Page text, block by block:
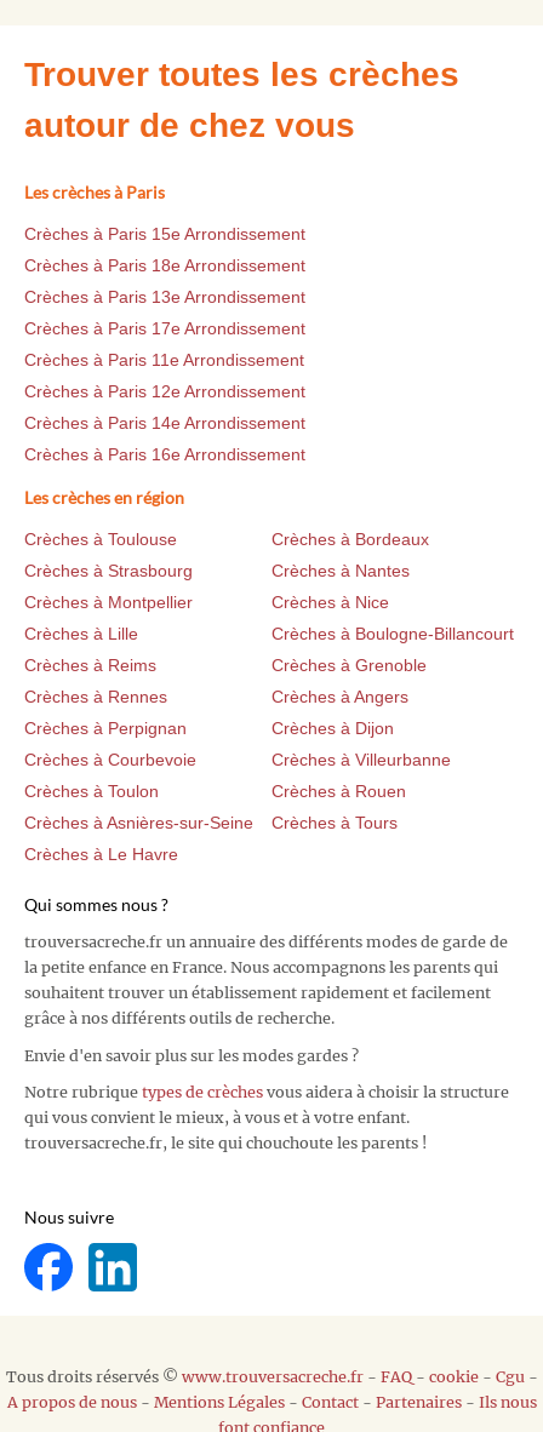
Trouver toutes les crèches
autour de chez vous
Les crèches à Paris
Crèches à Paris 15e Arrondissement
Crèches à Paris 18e Arrondissement
Crèches à Paris 13e Arrondissement
Crèches à Paris 17e Arrondissement
Crèches à Paris 11e Arrondissement
Crèches à Paris 12e Arrondissement
Crèches à Paris 14e Arrondissement
Crèches à Paris 16e Arrondissement
Les crèches en région
Crèches à Toulouse
Crèches à Bordeaux
Crèches à Strasbourg
Crèches à Nantes
Crèches à Montpellier
Crèches à Nice
Crèches à Lille
Crèches à Boulogne-Billancourt
Crèches à Reims
Crèches à Grenoble
Crèches à Rennes
Crèches à Angers
Crèches à Perpignan
Crèches à Dijon
Crèches à Courbevoie
Crèches à Villeurbanne
Crèches à Toulon
Crèches à Rouen
Crèches à Asnières-sur-Seine
Crèches à Tours
Crèches à Le Havre
Qui sommes nous ?
trouversacreche.fr un annuaire des différents modes de garde de
la petite enfance en France. Nous accompagnons les parents qui
souhaitent trouver un établissement rapidement et facilement
grâce à nos différents outils de recherche.
Envie d'en savoir plus sur les modes gardes ?
Notre rubrique types de crèches vous aidera à choisir la structure
qui vous convient le mieux, à vous et à votre enfant.
trouversacreche.fr, le site qui chouchoute les parents !
Nous suivre
Tous droits réservés © www.trouversacreche.fr- FAQ- cookie- Cgu -
A propos de nous- Mentions Légales- Contact- Partenaires- Ils nous
font confiance